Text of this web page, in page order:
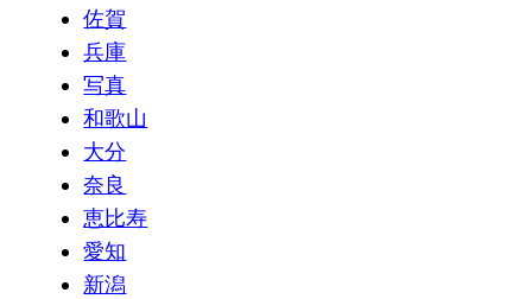
佐賀
兵庫
写真
和歌山
大分
奈良
恵比寿
愛知
新潟